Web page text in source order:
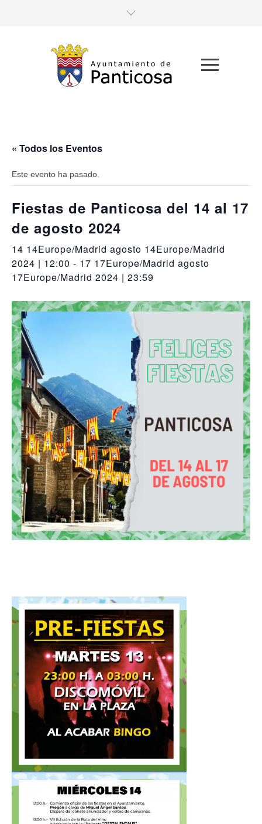
« Todos los Eventos
Este evento ha pasado.
Fiestas de Panticosa del 14 al 17
de agosto 2024
14 14Europe/Madrid agosto 14Europe/Madrid
2024 | 12:00 - 17 17Europe/Madrid agosto
17Europe/Madrid 2024 | 23:59